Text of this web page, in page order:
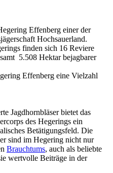
Effenberg einer der
Hochsauerland.
finden sich 16 Reviere
5.508 Hektar bejagbarer
Effenberg eine Vielzahl
Jagdhornbläser bietet das
des Hegerings ein
Betätigungsfeld. Die
sind im Hegering nicht nur
Brauchtums, auch als beliebte
wertvolle Beiträge in der